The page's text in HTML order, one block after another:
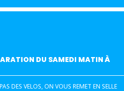
DU SAMEDI MATIN À
DES VELOS, ON VOUS REMET EN SELLE